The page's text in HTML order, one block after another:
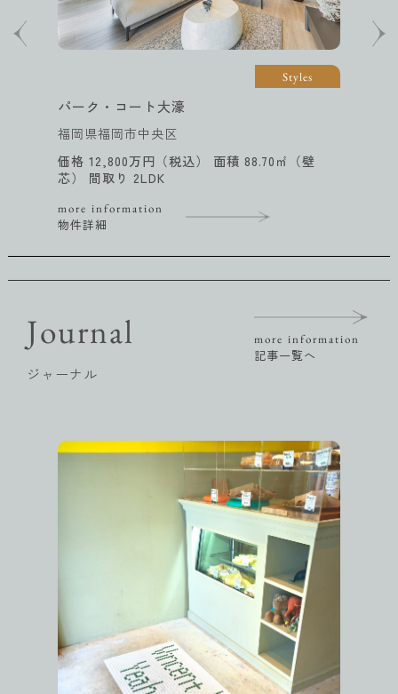
Styles
パーク・コート大濠
福岡県福岡市中央区
価格 12,800万円（税込） 面積 88.70㎡（壁
芯） 間取り 2LDK
more information
物件詳細
Journal
ジャーナル
more information
記事一覧へ